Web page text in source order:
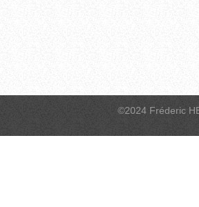
©2024 Fréderic